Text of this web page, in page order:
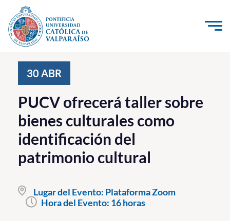
Click acá para ir directamente al contenido
Investigación, Creación e Innovación
PUCV Internacional
Vinculación con el Medio
Admisión
Pregrado
Postgrado
30 ABR
PUCV ofrecerá taller sobre
bienes culturales como
identificación del
patrimonio cultural
Lugar del Evento: Plataforma Zoom
Hora del Evento: 16 horas